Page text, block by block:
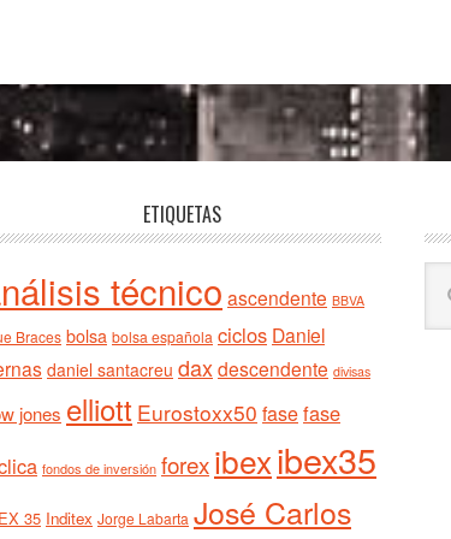
ETIQUETAS
técnico ascendente BBVA
Braces bolsa bolsa española ciclos Daniel
daniel santacreu daxdescendente divisas
jones elliott Eurostoxx50 fasefase
fondos de inversión forexibexibex35
35 Inditex Jorge Labarta José Carlos